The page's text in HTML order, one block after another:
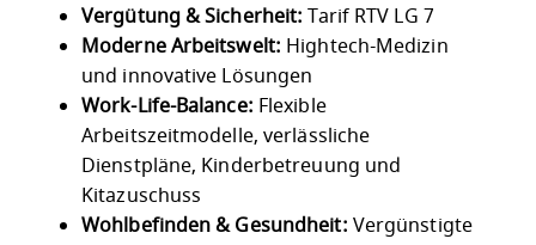
Vergütung & Sicherheit: Tarif RTV LG 7
Moderne Arbeitswelt: Hightech-Medizin
und innovative Lösungen
Work-Life-Balance: Flexible
Arbeitszeitmodelle, verlässliche
Dienstpläne, Kinderbetreuung und
Kitazuschuss
Wohlbefinden & Gesundheit: Vergünstigte